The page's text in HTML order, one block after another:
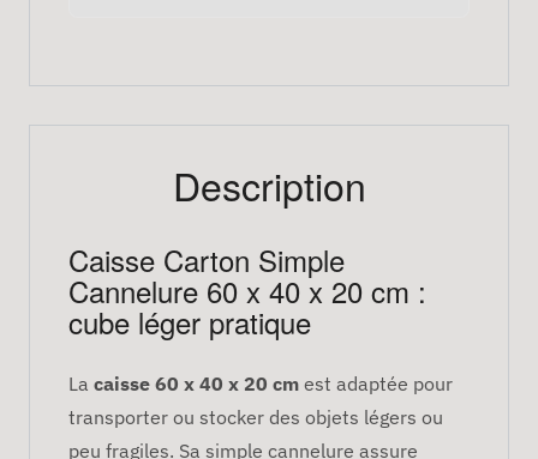
Description
Caisse Carton Simple
Cannelure 60 x 40 x 20 cm :
cube léger pratique
La caisse 60 x 40 x 20 cm est adaptée pour
transporter ou stocker des objets légers ou
peu fragiles. Sa simple cannelure assure